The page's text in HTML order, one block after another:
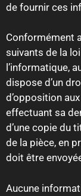
de fournir ces
Conformément
suivants de la
l’informatique,
dispose d’un
d’opposition
effectuant sa
d’une copie du
de la pièce, en
doit être
Aucune